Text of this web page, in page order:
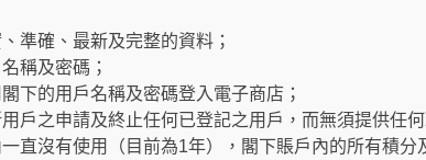
準確、最新及完整的資料；
稱及密碼；
下的用戶名稱及密碼登入電子商店；
戶之申請及終止任何已登記之用戶，而無須提供任何
直沒有使用（目前為1年），閣下賬戶內的所有積分